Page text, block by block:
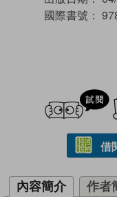
國際書號：
借
內容簡介 作者